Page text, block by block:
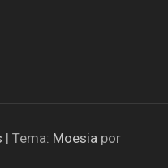
| Tema: Moesia por